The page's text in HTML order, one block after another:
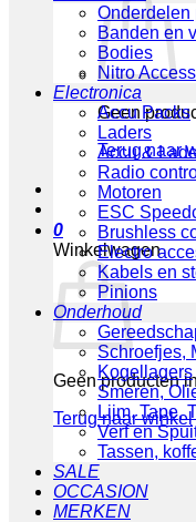
Geen
Terug naar
0
Winkelwagen
Geen producten
Terug naar winkel
Onderdelen
Banden en
Bodies
Nitro
Electronica
Accu Packs
Laders
Accu &
Radio
Motoren
ESC
Brushless
Electro
Kabels en
Pinions
Onderhoud
Schroefjes,
Kogellagers
Smeren,
Lijm, Tape,
Verf en
Tassen,
SALE
OCCASION
MERKEN